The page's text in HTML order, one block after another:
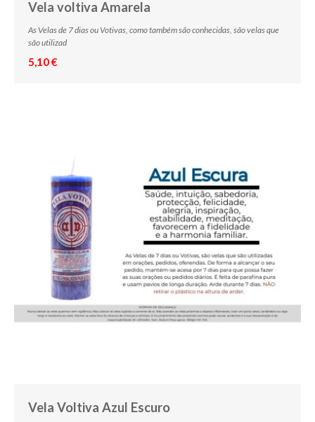
Vela voltiva Amarela
As Velas de 7 dias ou Votivas, como também são conhecidas, são velas que
são utilizad
5,10 €
Vela Voltiva Azul Escuro